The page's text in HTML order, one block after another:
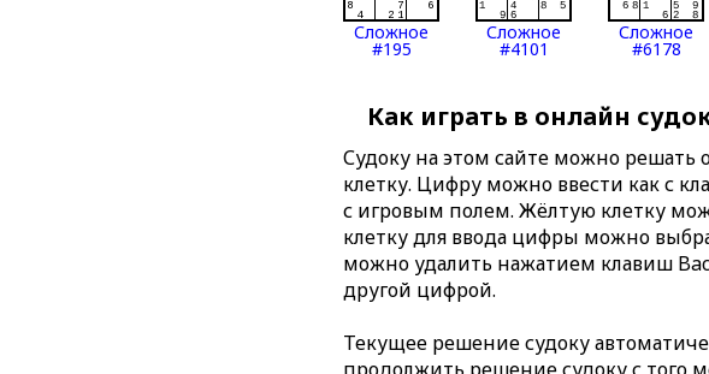
Сложное
#195
Сложное
#4101
Сложное
#6178
Как играть в онлайн
Судоку на этом сайте можно
клетку. Цифру можно ввести как с
с игровым полем. Жёлтую клетку
клетку для ввода цифры можно
можно удалить нажатием клавиш
другой цифрой.
Текущее решение судоку